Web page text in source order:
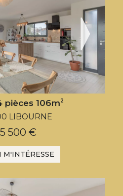
pièces 106m2
LIBOURNE
500 €
M'INTÉRESSE